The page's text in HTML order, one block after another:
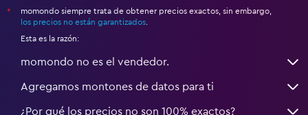
*
momondo siempre trata de obtener precios exactos, sin embargo,
los precios no están garantizados
Esta es la razón:
momondo no es el vendedor.
Agregamos montones de datos para ti
¿Por qué los precios no son 100% exactos?